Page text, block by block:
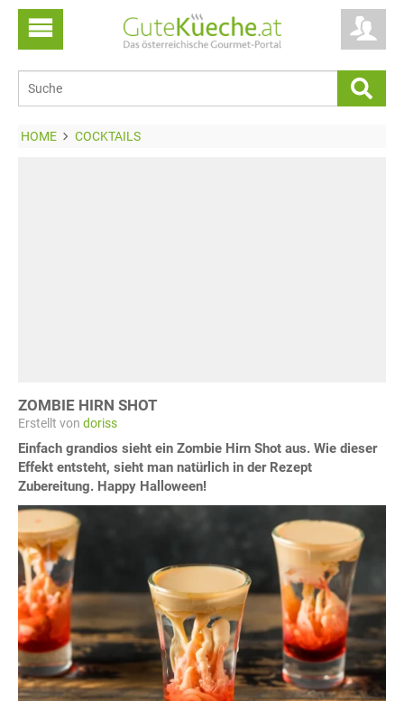
HOME COCKTAILS
ZOMBIE HIRN SHOT
Erstellt von doriss
Einfach grandios sieht ein Zombie Hirn Shot aus. Wie dieser
Effekt entsteht, sieht man natürlich in der Rezept
Zubereitung. Happy Halloween!